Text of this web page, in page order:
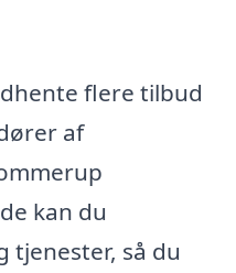
flere tilbud
af
kan du
tjenester, så du